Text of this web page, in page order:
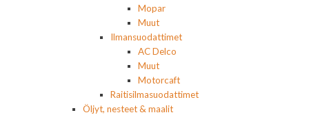
Mopar
Muut
Ilmansuodattimet
AC Delco
Muut
Motorcaft
Raitisilmasuodattimet
Öljyt, nesteet & maalit